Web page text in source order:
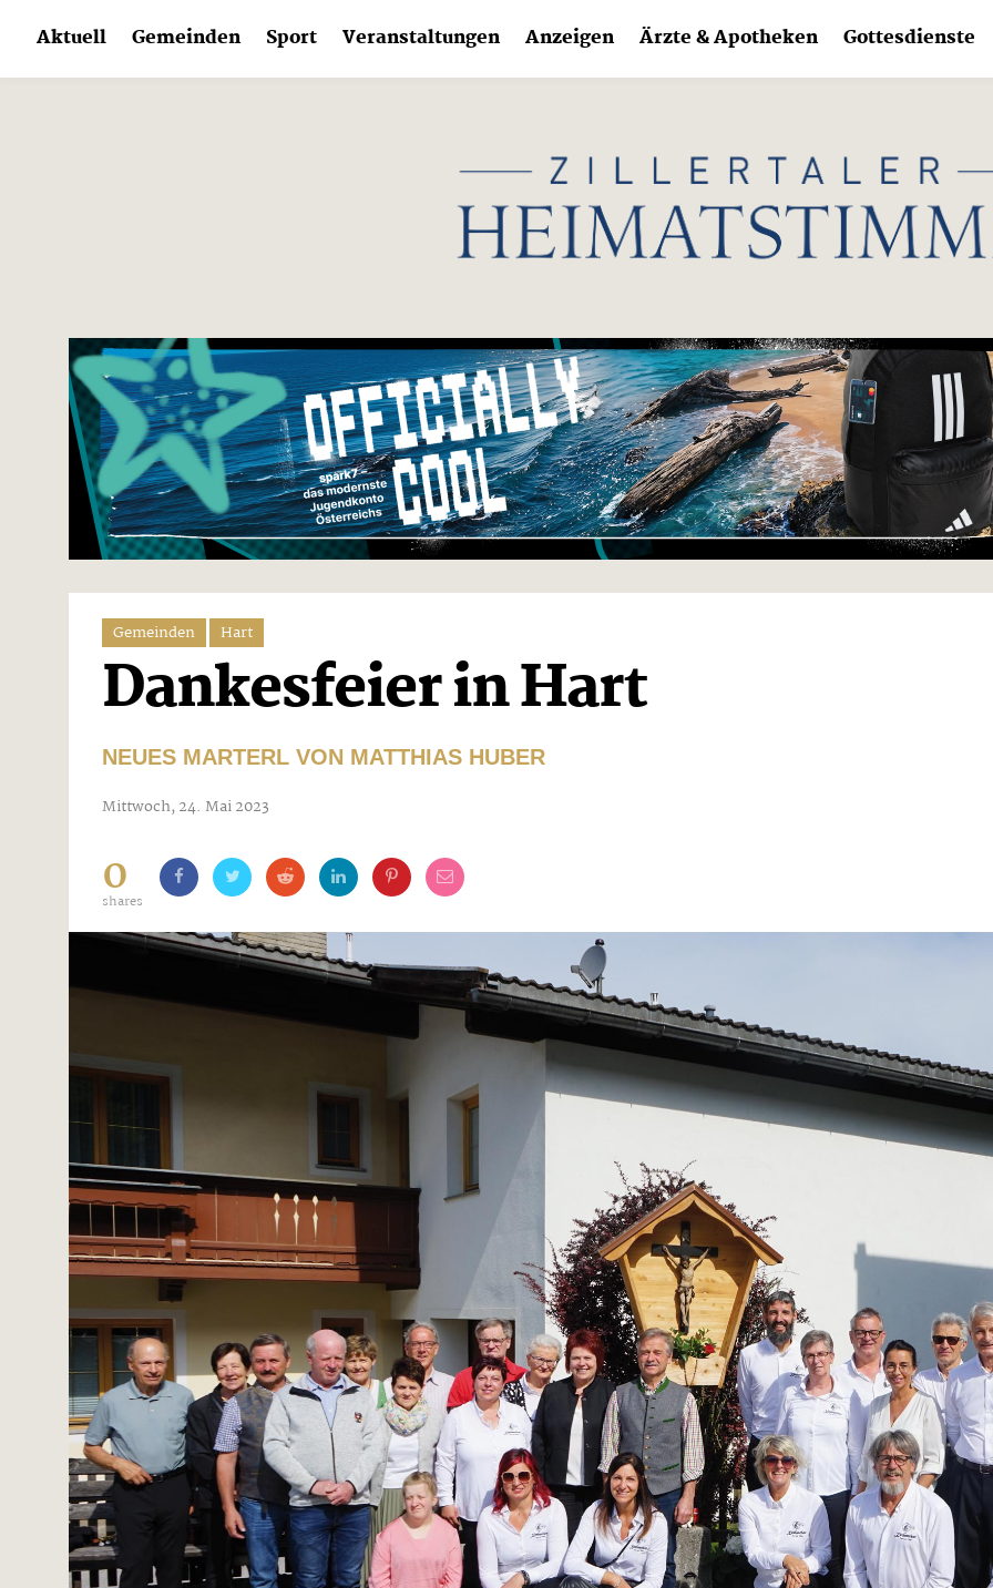
content
Aktuell Gemeinden Sport Veranstaltungen Anzeigen Ärzte & Apotheken Gottesdienste
Gemeinden Hart
Dankesfeier in Hart
NEUES MARTERL VON MATTHIAS HUBER
Mittwoch, 24. Mai 2023
0
shares